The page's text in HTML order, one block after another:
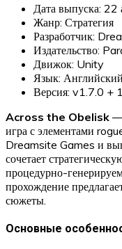
Дата выпуска: 22
Жанр: Стратегия
Разработчик:
Издательство:
Движок: Unity
Язык: Английский
Версия: v1.7.0 +
Across the Obelisk —
игра с элементами
Dreamsite Games и
сочетает
процедурно-
прохождение
сюжеты.
Основные